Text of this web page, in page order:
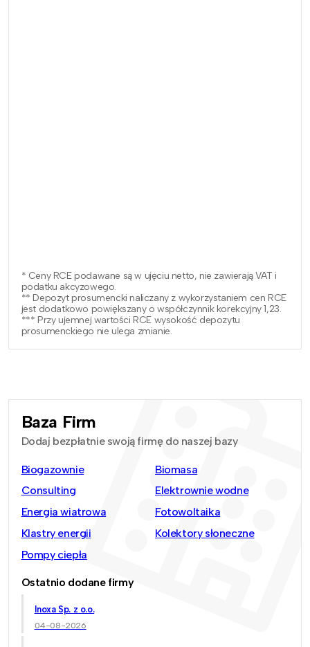
* Ceny RCE podawane są w ujęciu netto, nie zawierają VAT i
podatku akcyzowego.
** Depozyt prosumencki naliczany z wykorzystaniem cen RCE
jest dodatkowo powiększany o współczynnik korekcyjny 1,23.
*** Przy ujemnej wartości RCE wysokość depozytu
prosumenckiego nie ulega zmianie.
Baza Firm
Dodaj bezpłatnie swoją firmę do naszej bazy
Biogazownie
Biomasa
Consulting
Elektrownie wodne
Energia wiatrowa
Fotowoltaika
Klastry energii
Kolektory słoneczne
Pompy ciepła
Ostatnio dodane firmy
Inoxa Sp. z o.o.
04-08-2026